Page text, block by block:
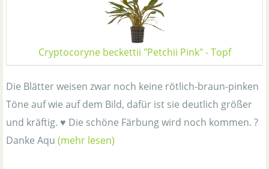
Cryptocoryne beckettii "Petchii Pink" - Topf
Die Blätter weisen zwar noch keine rötlich-braun-pinken
Töne auf wie auf dem Bild, dafür ist sie deutlich größer
und kräftig. ♥️ Die schöne Färbung wird noch kommen. ?
Danke Aqu (mehr lesen)